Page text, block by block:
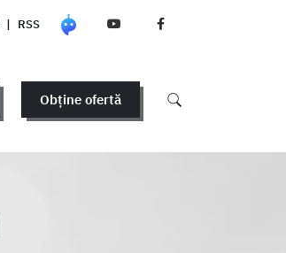
| RSS
Obține ofertă